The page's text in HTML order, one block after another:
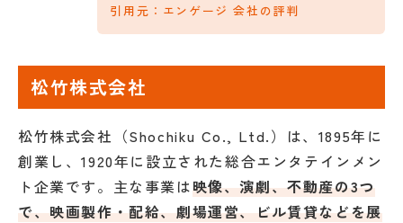
引用元：エンゲージ 会社の評判
松竹株式会社
松竹株式会社（Shochiku Co., Ltd.）は、1895年に
創業し、1920年に設立された総合エンタテインメン
ト企業です。主な事業は映像、演劇、不動産の3つ
で、映画製作・配給、劇場運営、ビル賃貸などを展